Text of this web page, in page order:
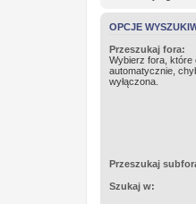
OPCJE
Przeszukaj fora:
Wybierz fora,
automatycznie,
wyłączona.
Przeszukaj
Szukaj w: